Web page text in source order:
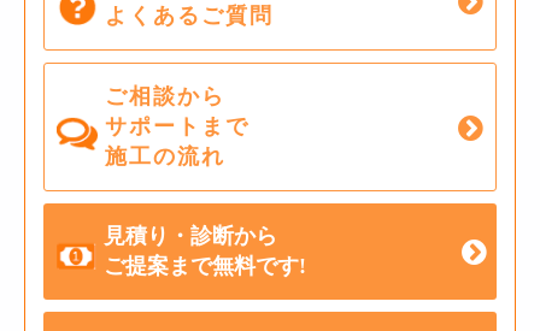
よくあるご質問
ご相談から
サポートまで
施工の流れ
見積り・診断から
ご提案まで無料です!